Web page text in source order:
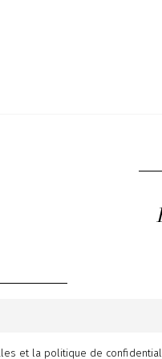
et la politique de